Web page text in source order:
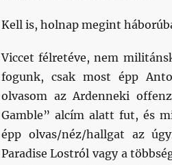
Kell is, holnap megint
Viccet félretéve, nem
fogunk, csak most épp
olvasom az Ardenneki
Gamble” alcím alatt fut, és
épp olvas/néz/hallgat az
Paradise Lostról vagy a